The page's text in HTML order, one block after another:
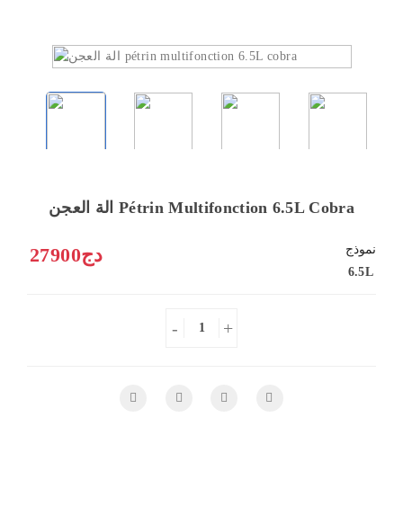
الة العجن Pétrin Multifonction 6.5L Cobra
27900دج
نموذج
6.5L
- +